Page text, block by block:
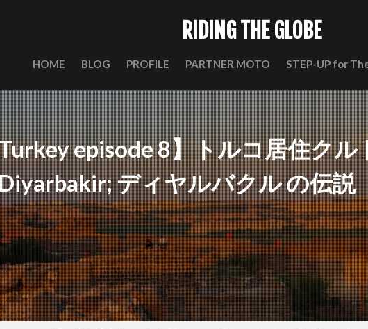
RIDING THE GLOBE
HOME BLOG PROFILE PARTNER MOTO STEP-UP for
episode 8】トルコ居住クル
ディヤルバクル の伝説